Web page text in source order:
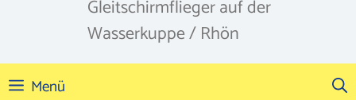
Gleitschirmflieger auf der
Wasserkuppe / Rhön
Menü